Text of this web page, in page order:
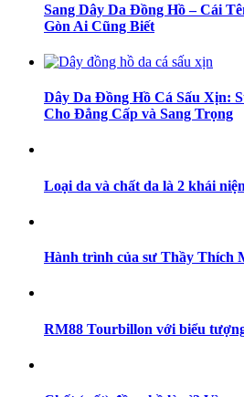
Sang Dây Da Đồng Hồ – Cái
Gòn Ai Cũng Biết
Dây Da Đồng Hồ Cá Sấu Xịn:
Cho Đẳng Cấp và Sang Trọng
Loại da và chất da là 2 khái
Hành trình của sư Thầy Thích
RM88 Tourbillon với biểu